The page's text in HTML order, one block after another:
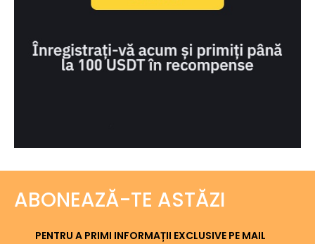
ABONEAZĂ-TE ASTĂZI
PENTRU A PRIMI INFORMAȚII EXCLUSIVE PE MAIL